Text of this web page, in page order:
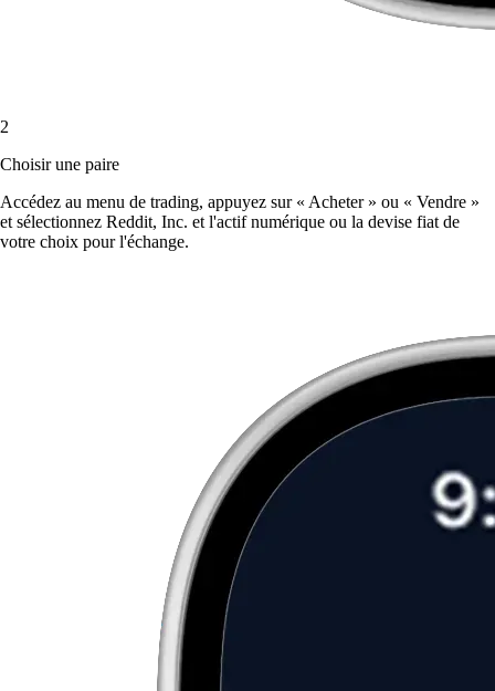
2
Choisir une paire
Accédez au menu de trading, appuyez sur « Acheter » ou « Vendre »
et sélectionnez Reddit, Inc. et l'actif numérique ou la devise fiat de
votre choix pour l'échange.